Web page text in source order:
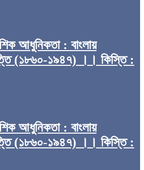
আধুনিকতা : বাংলায়
(১৮৬০-১৯৪৭) ।। কিস্তি :
আধুনিকতা : বাংলায়
(১৮৬০-১৯৪৭) ।। কিস্তি :